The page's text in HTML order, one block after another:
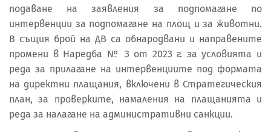
подаване на заявления за подпомагане по
интервенции за подпомагане на площ и за животни.
В същия брой на ДВ са обнародвани и направените
промени в Наредба № 3 от 2023 г. за условията и
реда за прилагане на интервенциите под формата
на директни плащания, включени в Стратегическия
план, за проверките, намаления на плащанията и
реда за налагане на административни санкции.